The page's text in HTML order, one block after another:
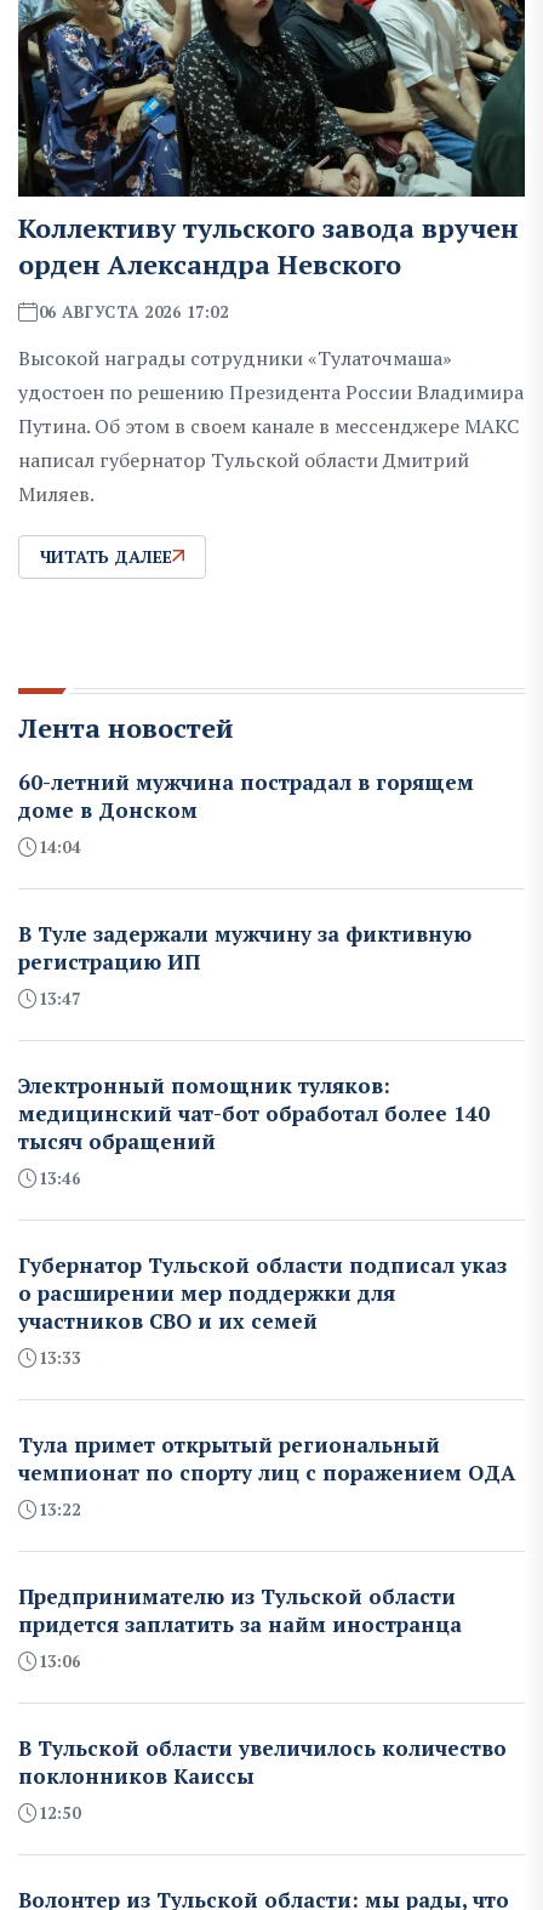
Коллективу тульского завода вручен
орден Александра Невского
06 АВГУСТА 2026 17:02
Высокой награды сотрудники «Тулаточмаша»
удостоен по решению Президента России Владимира
Путина. Об этом в своем канале в мессенджере МАКС
написал губернатор Тульской области Дмитрий
Миляев.
ЧИТАТЬ ДАЛЕЕ
Лента новостей
60-летний мужчина пострадал в горящем
доме в Донском
14:04
В Туле задержали мужчину за фиктивную
регистрацию ИП
13:47
Электронный помощник туляков:
медицинский чат-бот обработал более 140
тысяч обращений
13:46
Губернатор Тульской области подписал указ
о расширении мер поддержки для
участников СВО и их семей
13:33
Тула примет открытый региональный
чемпионат по спорту лиц с поражением ОДА
13:22
Предпринимателю из Тульской области
придется заплатить за найм иностранца
13:06
В Тульской области увеличилось количество
поклонников Каиссы
12:50
Волонтер из Тульской области: мы рады, что